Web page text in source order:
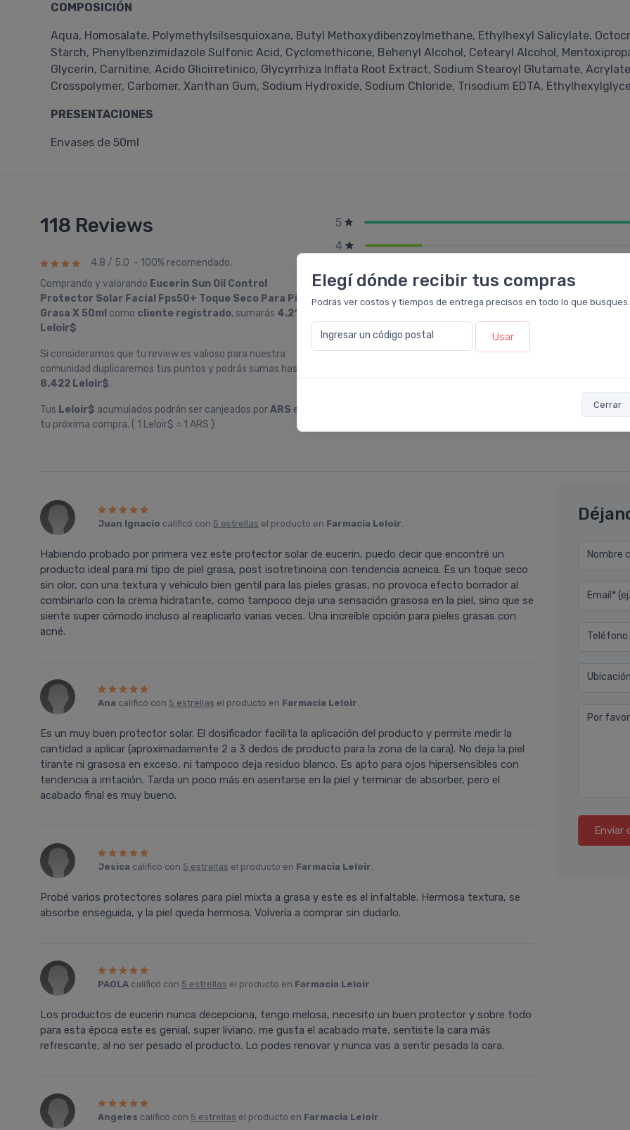
Elegí dónde recibir tus compras
Podrás ver costos y tiempos de entrega precisos en todo lo que busques.
Ingresar un código postal Usar
Cerrar
COMPOSICIÓN
Aqua, Homosalate, Polymethylsilsesquioxane, Butyl Methoxydibenzoylmethane, Ethylhexyl Salicylate,
Starch, Phenylbenzimidazole Sulfonic Acid, Cyclomethicone, Behenyl Alcohol, Cetearyl Alcohol,
Glycerin, Carnitine, Acido Glicirretinico, Glycyrrhiza Inflata Root Extract, Sodium Stearoyl Glutamate,
Crosspolymer, Carbomer, Xanthan Gum, Sodium Hydroxide, Sodium Chloride, Trisodium EDTA,
PRESENTACIONES
Envases de 50ml
118 Reviews
4.8 / 5.0 - 100% recomendado.
Comprando y valorando Eucerin Sun Oil Control
Protector Solar Facial Fps50+ Toque Seco Para Piel
Grasa X 50ml como cliente registrado, sumarás 4.211
Leloir$
Si consideramos que tu review es valioso para nuestra
comunidad duplicaremos tus puntos y podrás sumas hasta
8.422 Leloir$.
Tus Leloir$ acumulados podrán ser canjeados porARS en
tu próxima compra. ( 1 Leloir$ = 1 ARS )
5
4
2
Juan Ignacio calificó con 5 estrellas el producto en Farmacia Leloir.
Habiendo probado por primera vez este protector solar de eucerin, puedo decir que encontré un
producto ideal para mi tipo de piel grasa, post isotretinoina con tendencia acneica. Es un toque seco
sin olor, con una textura y vehículo bien gentil para las pieles grasas, no provoca efecto borrador al
combinarlo con la crema hidratante, como tampoco deja una sensación grasosa en la piel, sino que se
siente super cómodo incluso al reaplicarlo varias veces. Una increíble opción para pieles grasas con
acné.
Ana calificó con 5 estrellas el producto en Farmacia Leloir.
Es un muy buen protector solar. El dosificador facilita la aplicación del producto y permite medir la
cantidad a aplicar (aproximadamente 2 a 3 dedos de producto para la zona de la cara). No deja la piel
tirante ni grasosa en exceso, ni tampoco deja residuo blanco. Es apto para ojos hipersensibles con
tendencia a irritación. Tarda un poco más en asentarse en la piel y terminar de absorber, pero el
acabado final es muy bueno.
Jesica calificó con 5 estrellas el producto en Farmacia Leloir.
Probé varios protectores solares para piel mixta a grasa y este es el infaltable. Hermosa textura, se
absorbe enseguida, y la piel queda hermosa. Volvería a comprar sin dudarlo.
PAOLA calificó con 5 estrellas el producto en Farmacia Leloir.
Los productos de eucerin nunca decepciona, tengo melosa, necesito un buen protector y sobre todo
para esta época este es genial, super liviano, me gusta el acabado mate, sentiste la cara más
refrescante, al no ser pesado el producto. Lo podes renovar y nunca vas a sentir pesada la cara.
Angeles calificó con 5 estrellas el producto en Farmacia Leloir.
Nombre
Email*
Teléfono
Ubicación
Por
Enviar